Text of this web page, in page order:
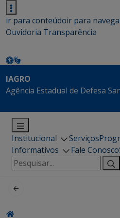
ir para conteúdoir para
Ouvidoria Transparência
IAGRO
Agência Estadual de Defesa
Institucional Serviços
Informativos
Fale Conosco
Pesquisar
por: